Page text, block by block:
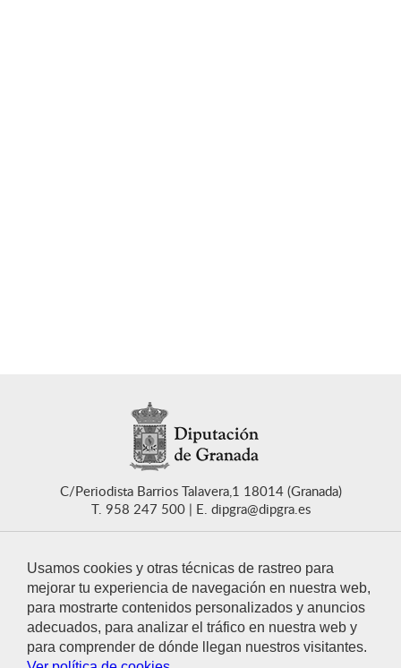
Usamos cookies y otras técnicas de rastreo para
mejorar tu experiencia de navegación en nuestra web,
para mostrarte contenidos personalizados y anuncios
adecuados, para analizar el tráfico en nuestra web y
para comprender de dónde llegan nuestros visitantes.
C/Periodista Barrios Talavera,1 18014 (Granada)
T. 958 247 500
E. dipgra@dipgra.es
CONTACTO